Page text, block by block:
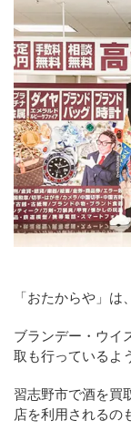
「おたからや」は
ブランデー・ウイ
取も行っているよ
習志野市で酒を買
店を利用されるの